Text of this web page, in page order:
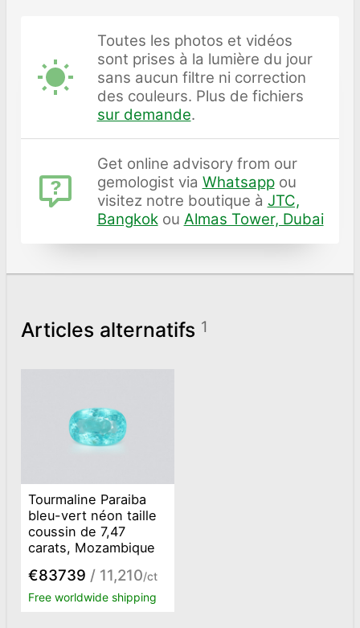
Toutes les photos et vidéos
sont prises à la lumière du jour
sans aucun filtre ni correction
des couleurs. Plus de fichiers
sur demande.
Get online advisory from our
gemologist via Whatsappou
visitez notre boutique à JTC,
Bangkokou Almas Tower, Dubai
Articles alternatifs 1
Tourmaline Paraiba
bleu-vert néon taille
coussin de 7,47
carats, Mozambique
€83739 / 11,210/ct
Free worldwide shipping